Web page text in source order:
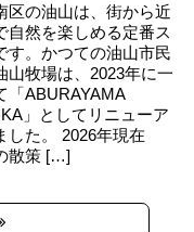
区の油山は、街から近
自然を楽しめる定番ス
す。かつての油山市民
山牧場は、2023年に一
「ABURAYAMA
」としてリニューア
した。 2026年現在
散策 […]